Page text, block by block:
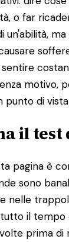
o far
un'abilità,
motivo,
punto di
il
pagina è
sono
nelle
il tempo
prima di